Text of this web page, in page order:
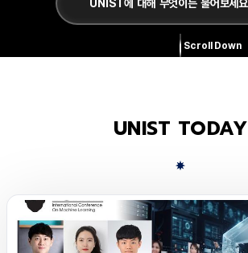
Scroll Down
UNIST TODAY